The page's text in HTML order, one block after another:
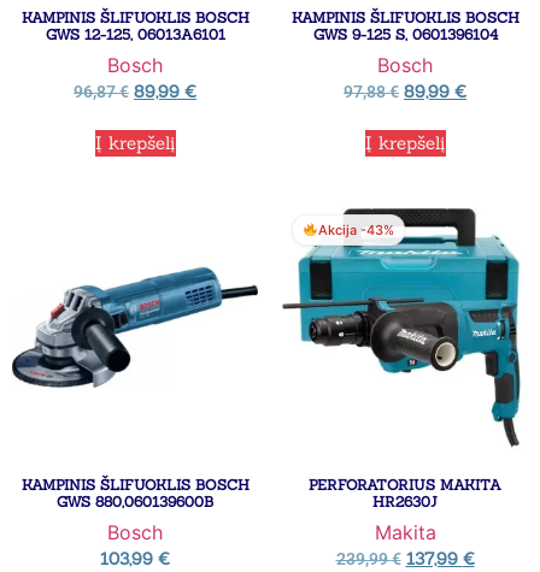
KAMPINIS ŠLIFUOKLIS BOSCH
GWS 12-125, 06013A6101
Bosch
96,87€ 89,99 €
Į krepšelį
KAMPINIS ŠLIFUOKLIS BOSCH
GWS 9-125 S, 0601396104
Bosch
97,88€ 89,99 €
Į krepšelį
KAMPINIS ŠLIFUOKLIS BOSCH
GWS 880,060139600B
Bosch
103,99 €
Akcija -43%
PERFORATORIUS MAKITA
HR2630J
Makita
239,99€ 137,99 €